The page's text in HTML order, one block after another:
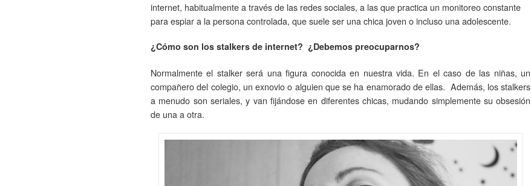
internet, habitualmente a través de las redes sociales, a las que practica un monitoreo constante
para espiar a la persona controlada, que suele ser una chica joven o incluso una adolescente.
¿Cómo son los stalkers de internet? ¿Debemos preocuparnos?
Normalmente el stalker será una figura conocida en nuestra vida. En el caso de las niñas, un
compañero del colegio, un exnovio o alguien que se ha enamorado de ellas. Además, los stalkers
a menudo son seriales, y van fijándose en diferentes chicas, mudando simplemente su obsesión
de una a otra.